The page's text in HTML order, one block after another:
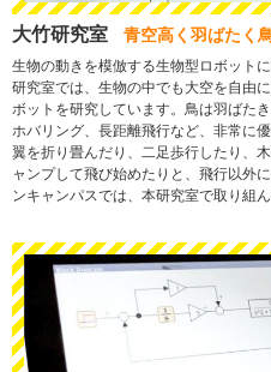
大竹研究室 青空高く羽ばたく
生物の動きを模倣する生物型ロボット
研究室では、生物の中でも大空を自由
ボットを研究しています。鳥は羽ばた
ホバリング、長距離飛行など、非常に
翼を折り畳んだり、二足歩行したり、
ャンプして飛び始めたりと、飛行以外
ンキャンパスでは、本研究室で取り組